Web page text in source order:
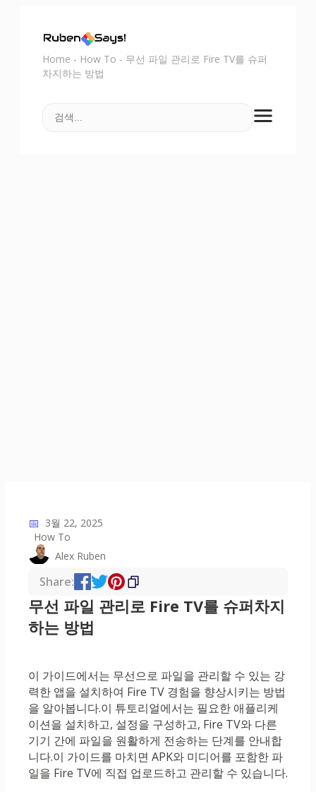
Home - How To - 무선 파일 관리로 Fire TV를 슈퍼
차지하는 방법
📅 3월 22, 2025
How To
Alex Ruben
Share:
무선 파일 관리로 Fire TV를 슈퍼차지
하는 방법
이 가이드에서는 무선으로 파일을 관리할 수 있는 강
력한 앱을 설치하여 Fire TV 경험을 향상시키는 방법
을 알아봅니다.이 튜토리얼에서는 필요한 애플리케
이션을 설치하고, 설정을 구성하고, Fire TV와 다른
기기 간에 파일을 원활하게 전송하는 단계를 안내합
니다.이 가이드를 마치면 APK와 미디어를 포함한 파
일을 Fire TV에 ​​직접 업로드하고 관리할 수 있습니다.